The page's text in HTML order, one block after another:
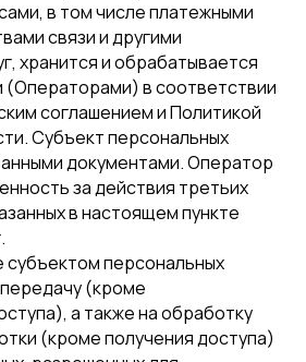
в том числе платежными
связи и другими
хранится и обрабатывается
(Операторами) в соответствии
соглашением и Политикой
Субъект персональных
документами. Оператор
за действия третьих
в настоящем пункте
субъектом персональных
(кроме
а также на обработку
(кроме получения доступа)
ОПС-626 а/я 32